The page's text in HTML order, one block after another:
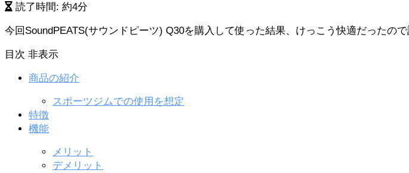
読了時間: 約4分
今回SoundPEATS(サウンドピーツ) Q30を購入して使った結果、けっこう快適だったので
目次 非表示
商品の紹介
スポーツジムでの使用を想定
特徴
機能
メリット
デメリット